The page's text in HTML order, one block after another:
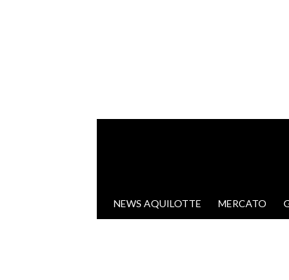
VAI AL CONTENUTO
NEWS AQUILOTTE MERCATO